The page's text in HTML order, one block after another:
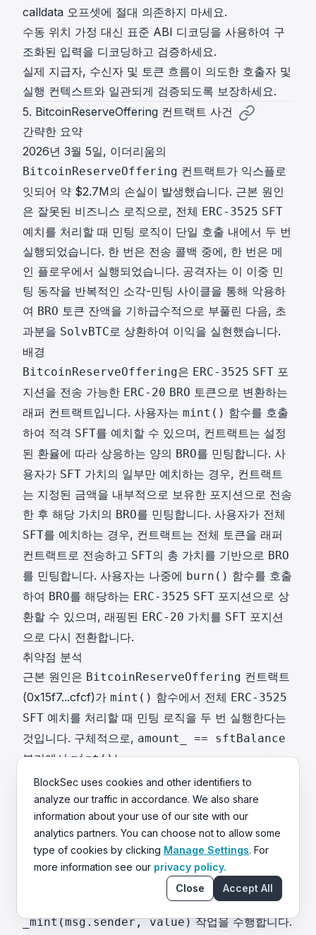
calldata 오프셋에 절대 의존하지 마세요.
수동 위치 가정 대신 표준 ABI 디코딩을 사용하여 구
조화된 입력을 디코딩하고 검증하세요.
실제 지급자, 수신자 및 토큰 흐름이 의도한 호출자 및
실행 컨텍스트와 일관되게 검증되도록 보장하세요.
5. BitcoinReserveOffering 컨트랙트 사건
간략한 요약
2026년 3월 5일, 이더리움의
BitcoinReserveOffering 컨트랙트가 익스플로
잇되어 약 $2.7M의 손실이 발생했습니다. 근본 원인
은 잘못된 비즈니스 로직으로, 전체 ERC-3525 SFT
예치를 처리할 때 민팅 로직이 단일 호출 내에서 두 번
실행되었습니다. 한 번은 전송 콜백 중에, 한 번은 메
인 플로우에서 실행되었습니다. 공격자는 이 이중 민
팅 동작을 반복적인 소각-민팅 사이클을 통해 악용하
여 BRO 토큰 잔액을 기하급수적으로 부풀린 다음, 초
과분을 SolvBTC로 상환하여 이익을 실현했습니다.
배경
BitcoinReserveOffering은 ERC-3525 SFT 포
지션을 전송 가능한 ERC-20 BRO 토큰으로 변환하는
래퍼 컨트랙트입니다. 사용자는 mint() 함수를 호출
하여 적격 SFT를 예치할 수 있으며, 컨트랙트는 설정
된 환율에 따라 상응하는 양의 BRO를 민팅합니다. 사
용자가 SFT 가치의 일부만 예치하는 경우, 컨트랙트
는 지정된 금액을 내부적으로 보유한 포지션으로 전송
한 후 해당 가치의 BRO를 민팅합니다. 사용자가 전체
SFT를 예치하는 경우, 컨트랙트는 전체 토큰을 래퍼
컨트랙트로 전송하고 SFT의 총 가치를 기반으로 BRO
를 민팅합니다. 사용자는 나중에 burn() 함수를 호출
하여 BRO를 해당하는 ERC-3525 SFT 포지션으로 상
환할 수 있으며, 래핑된 ERC-20 가치를 SFT 포지션
으로 다시 전환합니다.
취약점 분석
근본 원인은 BitcoinReserveOffering 컨트랙트
(0x15f7...cfcf)가 mint() 함수에서 전체 ERC-3525
SFT 예치를 처리할 때 민팅 로직을 두 번 실행한다는
것입니다. 구체적으로, amount_ == sftBalance
분기에서mint()는
ERC3525TransferHelper.doSafeTransferIn
()을 호출하여 전체SFT를 컨트랙트로 안전하게 전송
하며, 이는onERC721Received()콜백을 트리거합
니다. 이 콜백 내에서 컨트랙트는 이미 SFT의 가치를
계산하고 발신자에게
를 민팅합니다. 콜백이 반환
는 실행을 계속하여 동일한 amount_
사용하여 가치를 재계산하고 두 번째
_mint(msg.sender, value)작업을 수행합니다.
BlockSec uses cookies and other identifiers to
analyze our traffic in accordance. We also share
information about your use of our site with our
analytics partners. You can choose not to allow some
type of cookies by clicking Manage Settings. For
more information see our privacy policy.
Close
Accept All